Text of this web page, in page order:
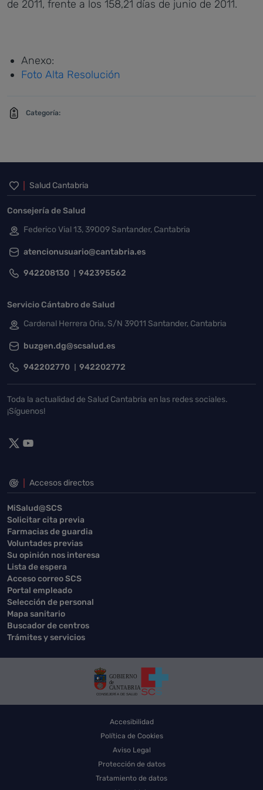
de 2011, frente a los 158,21 días de junio de 2011.
Anexo:
Foto Alta Resolución
Categoría:
Inicio del pie de página
Salud Cantabria
Consejería de Salud
Federico Vial 13, 39009 Santander, Cantabria
atencionusuario@cantabria.es
942208130 942395562
Servicio Cántabro de Salud
Cardenal Herrera Oria, S/N 39011 Santander, Cantabria
buzgen.dg@scsalud.es
942202770 942202772
Toda la actualidad de Salud Cantabria en las redes sociales.
¡Síguenos!
Accesos directos
MiSalud@SCS
Solicitar cita previa
Farmacias de guardia
Voluntades previas
Su opinión nos interesa
Lista de espera
Acceso correo SCS
Portal empleado
Selección de personal
Mapa sanitario
Buscador de centros
Trámites y servicios
Accesibilidad
Política de Cookies
Aviso Legal
Protección de datos
Tratamiento de datos